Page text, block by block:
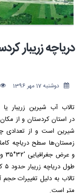
دریاچه زریبار
دوشنبه 17 مهر 1396
در استان کردستان و از
شیرین است و از
متر است.